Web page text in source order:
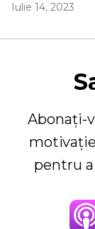
Iulie 14, 2023
Abonați-
pentru